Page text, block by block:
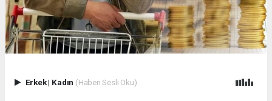
Erkek| Kadın (Haberi Sesli Oku)